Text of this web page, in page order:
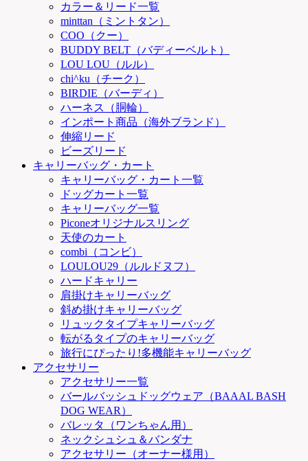
カラー＆リード一覧
minttan（ミントタン）
COO（クー）
BUDDY BELT（バディーベルト）
LOU LOU（ルル）
chi^ku（チーク）
BIRDIE（バーディ）
ハーネス（胴輪）
インポート商品（海外ブランド）
伸縮リード
ビーズリード
キャリーバッグ・カート
キャリーバッグ・カート一覧
ドッグカート一覧
キャリーバッグ一覧
Piconeオリジナルスリング
天使のカート
combi（コンビ）
LOULOU29（ルルドヌフ）
ハードキャリー
肩掛けキャリーバッグ
斜め掛けキャリーバッグ
リュックタイプキャリーバッグ
転がるタイプのキャリーバッグ
旅行にぴったり!多機能キャリーバッグ
アクセサリー
アクセサリー一覧
バールバッシュドッグウェア（BAAAL BASH
DOG WEAR）
バレッタ（ワンちゃん用）
ネックシュシュ＆バンダナ
アクセサリー（オーナー様用）